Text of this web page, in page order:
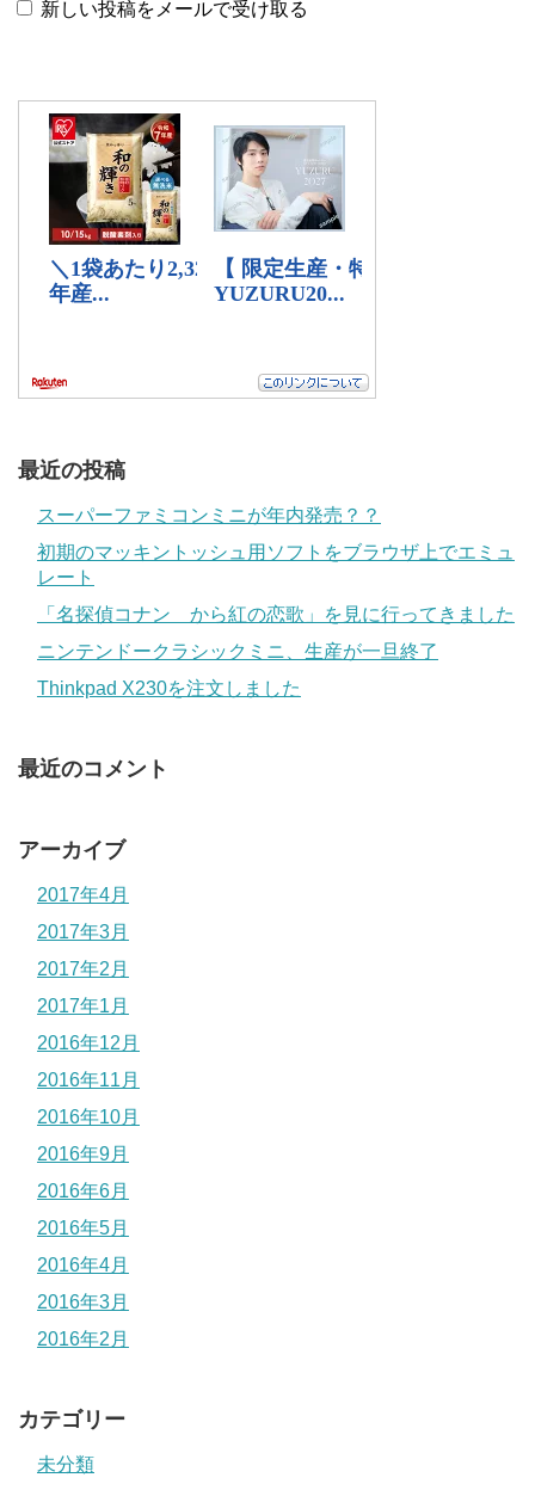
新しい投稿をメールで受け取る
最近の投稿
スーパーファミコンミニが年内発売？？
初期のマッキントッシュ用ソフトをブラウザ上でエミュ
レート
「名探偵コナン から紅の恋歌」を見に行ってきました
ニンテンドークラシックミニ、生産が一旦終了
Thinkpad X230を注文しました
最近のコメント
アーカイブ
2017年4月
2017年3月
2017年2月
2017年1月
2016年12月
2016年11月
2016年10月
2016年9月
2016年6月
2016年5月
2016年4月
2016年3月
2016年2月
カテゴリー
未分類